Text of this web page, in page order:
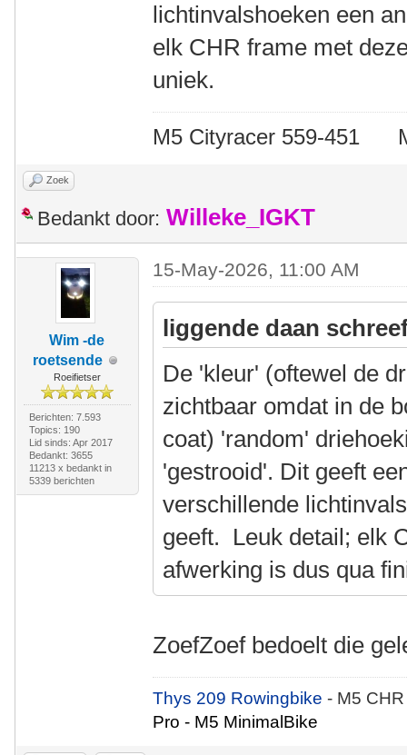
lichtinvalshoeken een
elk CHR frame met
uniek.
M5 Cityracer 559-451
Zoek
Bedankt door: Willeke_IGKT
Wim -de
roetsende
Roeifietser
Berichten: 7.593
Topics: 190
Lid sinds: Apr 2017
Bedankt: 3655
11213 x bedankt in
5339 berichten
15-May-2026, 11:00 AM
liggende daan
De 'kleur' (oftewel de
zichtbaar omdat in de
coat) 'random'
'gestrooid'. Dit geeft
verschillende
geeft. Leuk detail; elk
afwerking is dus qua
ZoefZoef bedoelt die
Thys 209 Rowingbike- M5
Pro - M5 MinimalBike